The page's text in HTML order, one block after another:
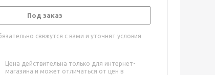
Под заказ
свяжутся с вами и уточнят условия
Цена действительна только для интернет-
магазина и может отличаться от цен в